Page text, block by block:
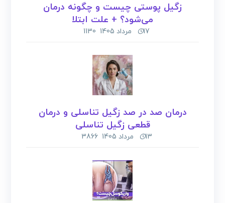
زگیل پوستی چیست و چگونه درمان
می‌شود؟ + علت ابتلا
17 مرداد 1405 1130
درمان صد در صد زگیل تناسلی و درمان
قطعی زگیل تناسلی
13 مرداد 1405 3866